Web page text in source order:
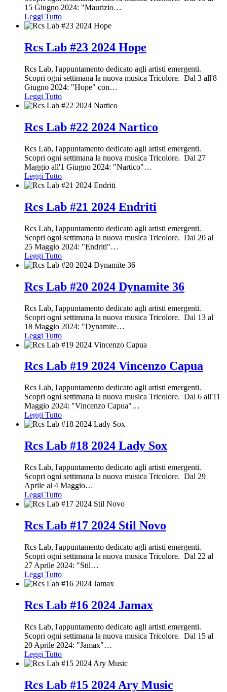
15 Giugno 2024: "Maurizio…
Leggi Tutto
Rcs Lab #23 2024 Hope
Rcs Lab, l'appuntamento dedicato agli artisti emergenti.
Scopri ogni settimana la nuova musica Tricolore. Dal 3 all'8
Giugno 2024: "Hope" con…
Leggi Tutto
Rcs Lab #22 2024 Nartico
Rcs Lab, l'appuntamento dedicato agli artisti emergenti.
Scopri ogni settimana la nuova musica Tricolore. Dal 27
Maggio all'1 Giugno 2024: "Nartico"…
Leggi Tutto
Rcs Lab #21 2024 Endriti
Rcs Lab, l'appuntamento dedicato agli artisti emergenti.
Scopri ogni settimana la nuova musica Tricolore. Dal 20 al
25 Maggio 2024: "Endriti"…
Leggi Tutto
Rcs Lab #20 2024 Dynamite 36
Rcs Lab, l'appuntamento dedicato agli artisti emergenti.
Scopri ogni settimana la nuova musica Tricolore. Dal 13 al
18 Maggio 2024: "Dynamite…
Leggi Tutto
Rcs Lab #19 2024 Vincenzo Capua
Rcs Lab, l'appuntamento dedicato agli artisti emergenti.
Scopri ogni settimana la nuova musica Tricolore. Dal 6 all'11
Maggio 2024: "Vincenzo Capua"…
Leggi Tutto
Rcs Lab #18 2024 Lady Sox
Rcs Lab, l'appuntamento dedicato agli artisti emergenti.
Scopri ogni settimana la nuova musica Tricolore. Dal 29
Aprile al 4 Maggio…
Leggi Tutto
Rcs Lab #17 2024 Stil Novo
Rcs Lab, l'appuntamento dedicato agli artisti emergenti.
Scopri ogni settimana la nuova musica Tricolore. Dal 22 al
27 Aprile 2024: "Stil…
Leggi Tutto
Rcs Lab #16 2024 Jamax
Rcs Lab, l'appuntamento dedicato agli artisti emergenti.
Scopri ogni settimana la nuova musica Tricolore. Dal 15 al
20 Aprile 2024: "Jamax"…
Leggi Tutto
Rcs Lab #15 2024 Ary Music